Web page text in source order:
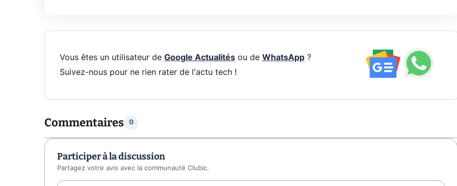
Vous êtes un utilisateur de Google Actualitésou de WhatsApp?
Suivez-nous pour ne rien rater de l'actu tech !
Commentaires 0
Participer à la discussion
Partagez votre avis avec la communauté Clubic.